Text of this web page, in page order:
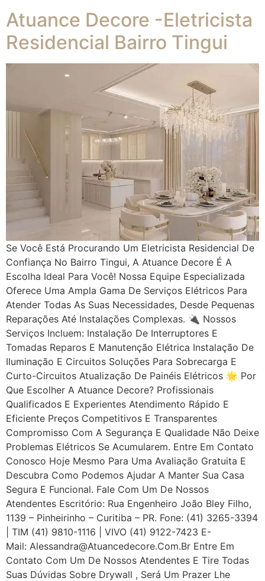
Atuance Decore -Eletricista
Residencial Bairro Tingui
Se Você Está Procurando Um Eletricista Residencial De
Confiança No Bairro Tingui, A Atuance Decore É A
Escolha Ideal Para Você! Nossa Equipe Especializada
Oferece Uma Ampla Gama De Serviços Elétricos Para
Atender Todas As Suas Necessidades, Desde Pequenas
Reparações Até Instalações Complexas. 🔌 Nossos
Serviços Incluem: Instalação De Interruptores E
Tomadas Reparos E Manutenção Elétrica Instalação De
Iluminação E Circuitos Soluções Para Sobrecarga E
Curto-Circuitos Atualização De Painéis Elétricos 🌟 Por
Que Escolher A Atuance Decore? Profissionais
Qualificados E Experientes Atendimento Rápido E
Eficiente Preços Competitivos E Transparentes
Compromisso Com A Segurança E Qualidade Não Deixe
Problemas Elétricos Se Acumularem. Entre Em Contato
Conosco Hoje Mesmo Para Uma Avaliação Gratuita E
Descubra Como Podemos Ajudar A Manter Sua Casa
Segura E Funcional. Fale Com Um De Nossos
Atendentes Escritório: Rua Engenheiro João Bley Filho,
1139 – Pinheirinho – Curitiba – PR. Fone: (41) 3265-3394
| TIM (41) 9810-1116 | VIVO (41) 9122-7423 E-
Mail: Alessandra@atuancedecore.com.br Entre Em
Contato Com Um De Nossos Atendentes E Tire Todas
Suas Dúvidas Sobre Drywall ‎, Será Um Prazer Lhe